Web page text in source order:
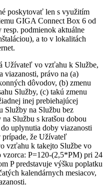
poskytovať len s využitím
GIGA Connect Box 6 od
podmienok aktuálne
a to v lokalitách
Užívateľ vo vzťahu k Službe,
viazanosti, právo na (a)
dôvodov, (b) zmenu
Služby, (c) takú zmenu
inej prebiehajúcej
Služby na Službu bez
Službu s kratšou dobou
uplynutia doby viazanosti
prípade, že Užívateľ
vzťahu k takejto Službe vo
vzorca: P=120-(2,5*PM) pri 24
P predstavuje výšku poplatku
kalendárnych mesiacov,